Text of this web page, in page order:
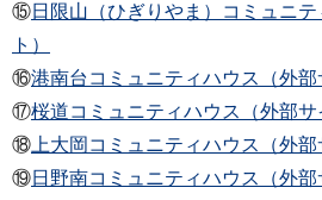
⑮日限山（ひぎりやま）コミュニ
ト）
⑯港南台コミュニティハウス（外部
⑰桜道コミュニティハウス（外部サ
⑱ 上大岡コミュニティハウス（外部
⑲日野南コミュニティハウス（外部